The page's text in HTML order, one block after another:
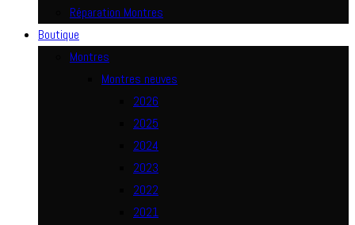
Réparation Montres
Boutique
Montres
Montres neuves
2026
2025
2024
2023
2022
2021